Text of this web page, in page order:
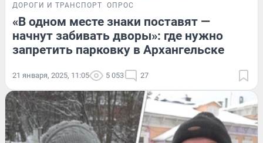
ДОРОГИ И ТРАНСПОРТ ОПРОС
«В одном месте знаки поставят —
начнут забивать дворы»: где нужно
запретить парковку в Архангельске
21 января, 2025, 11:05 5 053 27